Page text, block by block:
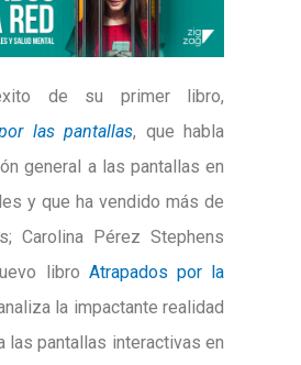
de su primer libro,
las pantallas, que habla
general a las pantallas en
y que ha vendido más de
Carolina Pérez Stephens
libro Atrapados por la
la impactante realidad
las pantallas interactivas en